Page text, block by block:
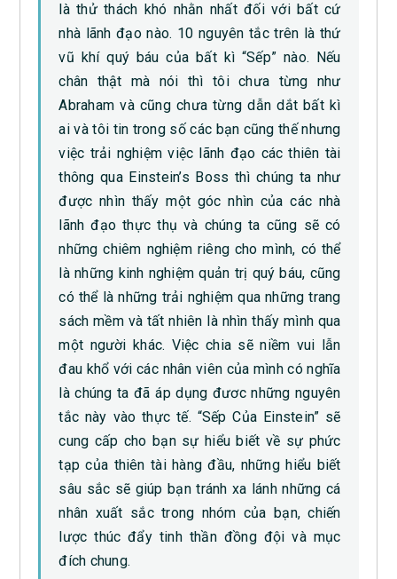
là thử thách khó nhằn nhất đối với bất cứ
nhà lãnh đạo nào. 10 nguyên tắc trên là thứ
vũ khí quý báu của bất kì “Sếp” nào. Nếu
chân thật mà nói thì tôi chưa từng như
Abraham và cũng chưa từng dẫn dắt bất kì
ai và tôi tin trong số các bạn cũng thế nhưng
việc trải nghiệm việc lãnh đạo các thiên tài
thông qua Einstein’s Boss thì chúng ta như
được nhìn thấy một góc nhìn của các nhà
lãnh đạo thực thụ và chúng ta cũng sẽ có
những chiêm nghiệm riêng cho mình, có thể
là những kinh nghiệm quản trị quý báu, cũng
có thể là những trải nghiệm qua những trang
sách mềm và tất nhiên là nhìn thấy mình qua
một người khác. Việc chia sẽ niềm vui lẫn
đau khổ với các nhân viên của mình có nghĩa
là chúng ta đã áp dụng đươc những nguyên
tắc này vào thực tế. “Sếp Của Einstein” sẽ
cung cấp cho bạn sự hiểu biết về sự phức
tạp của thiên tài hàng đầu, những hiểu biết
sâu sắc sẽ giúp bạn tránh xa lánh những cá
nhân xuất sắc trong nhóm của bạn, chiến
lược thúc đẩy tinh thần đồng đội và mục
đích chung.